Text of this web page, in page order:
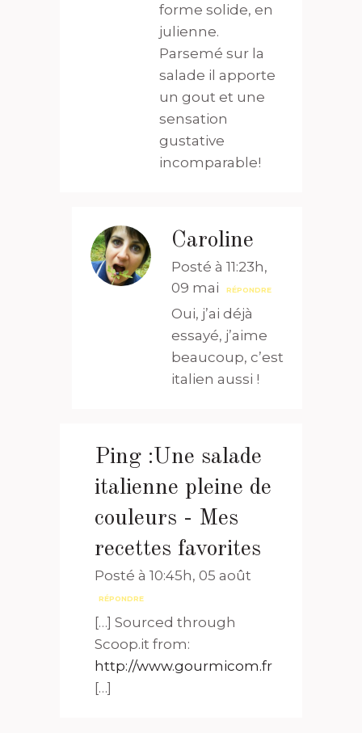
forme solide, en
julienne.
Parsemé sur la
salade il apporte
un gout et une
sensation
gustative
incomparable!
Caroline
Posté à 11:23h,
09 mai
RÉPONDRE
Oui, j’ai déjà
essayé, j’aime
beaucoup, c’est
italien aussi !
Ping : Une salade
italienne pleine de
couleurs - Mes
recettes favorites
Posté à 10:45h, 05 août
RÉPONDRE
[…] Sourced through
Scoop.it from:
http://www.gourmicom.fr
[…]